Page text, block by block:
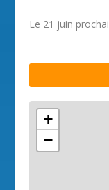
Le 21 juin
+
−